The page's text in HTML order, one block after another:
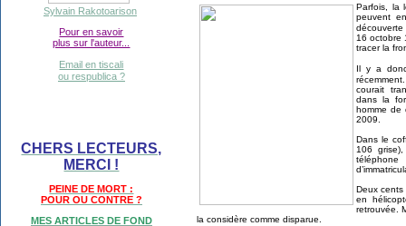
Sylvain Rakotoarison
Pour en savoir
plus sur l'auteur...
Email en tiscali
ou respublica ?
CHERS LECTEURS,
MERCI !
PEINE DE MORT :
POUR OU CONTRE ?
MES ARTICLES DE FOND
Parfois, la
peuvent
16 octobre
tracer la
Il y a
courait
dans la
homme de
2009.
Dans le
106
Deux cents
en
retrouvée.
la considère comme disparue.